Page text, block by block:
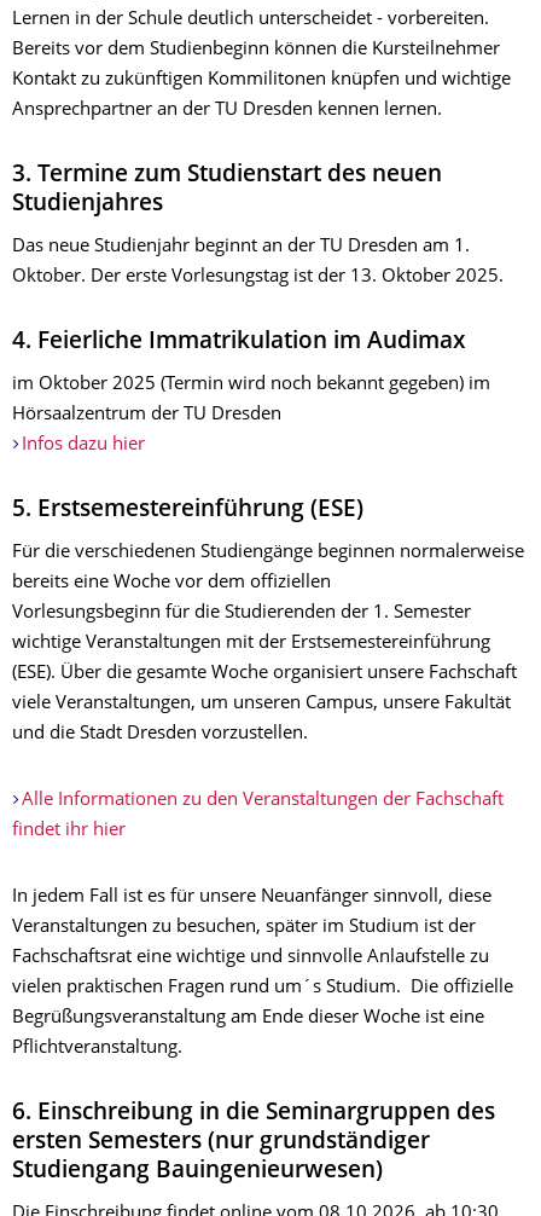
Lernen in der Schule deutlich unterscheidet - vorbereiten.
Bereits vor dem Studienbeginn können die Kursteilnehmer
Kontakt zu zukünftigen Kommilitonen knüpfen und wichtige
Ansprechpartner an der TU Dresden kennen lernen.
3. Termine zum Studienstart des neuen
Studienjahres
Das neue Studienjahr beginnt an der TU Dresden am 1.
Oktober. Der erste Vorlesungstag ist der 13. Oktober 2025.
4. Feierliche Immatrikulation im Audimax
im Oktober 2025 (Termin wird noch bekannt gegeben) im
Hörsaalzentrum der TU Dresden
Infos dazu hier
5. Erstsemestereinführung (ESE)
Für die verschiedenen Studiengänge beginnen normalerweise
bereits eine Woche vor dem offiziellen
Vorlesungsbeginn für die Studierenden der 1. Semester
wichtige Veranstaltungen mit der Erstsemestereinführung
(ESE). Über die gesamte Woche organisiert unsere Fachschaft
viele Veranstaltungen, um unseren Campus, unsere Fakultät
und die Stadt Dresden vorzustellen.
Alle Informationen zu den Veranstaltungen der Fachschaft
findet ihr hier
In jedem Fall ist es für unsere Neuanfänger sinnvoll, diese
Veranstaltungen zu besuchen, später im Studium ist der
Fachschaftsrat eine wichtige und sinnvolle Anlaufstelle zu
vielen praktischen Fragen rund um´s Studium. Die offizielle
Begrüßungsveranstaltung am Ende dieser Woche ist eine
Pflichtveranstaltung.
6. Einschreibung in die Seminargruppen des
ersten Semesters (nur grundständiger
Studiengang Bauingenieurwesen)